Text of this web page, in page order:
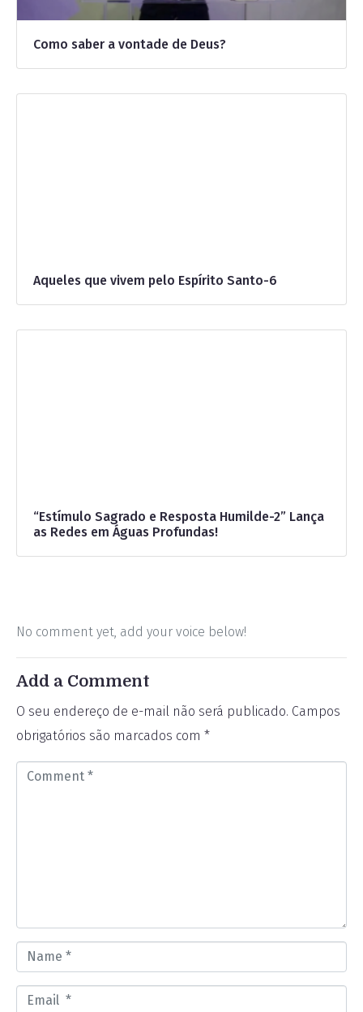
Como saber a vontade de Deus?
Aqueles que vivem pelo Espírito Santo-6
“Estímulo Sagrado e Resposta Humilde-2” Lança
as Redes em Águas Profundas!
No comment yet, add your voice below!
Add a Comment
O seu endereço de e-mail não será publicado. Campos
obrigatórios são marcados com *
*
a